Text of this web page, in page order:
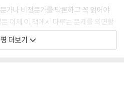
는데, 그런데도 죽어서 똑같이 하늘에
는 것이다. 자기도 예수님을 모르고 살
편에 있던 강도처럼 죽기 직전에 예수님
생각도 해본다.
’을 신의 뜻, 주님의 뜻이라 여기고 있
을 신앙의 대상으로 삼고 숭배하기 전
는 것이 더욱 중요하다는 뜻이다. (본문
을 가지고 어떤 행동을 했는지 ‘역사적
의란 성경의 내용을 ‘문자 그대로’ 받
가나 비전문가를 막론하고 꼭 읽어야
이제 이 책에서 다루는 문제를 외면할
것이다. 이 시대 우리가 심고 키워야 할
각하게 될 것이다.
두루 음미한 보기 드문 신앙론이요, 참
더보기